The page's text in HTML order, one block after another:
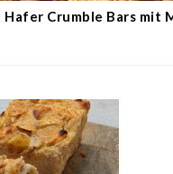
Hafer Crumble Bars mit